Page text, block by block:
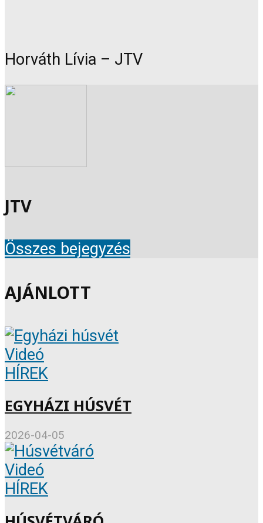
Horváth Lívia – JTV
JTV
Összes bejegyzés
AJÁNLOTT
Videó
HÍREK
EGYHÁZI HÚSVÉT
2026-04-05
Videó
HÍREK